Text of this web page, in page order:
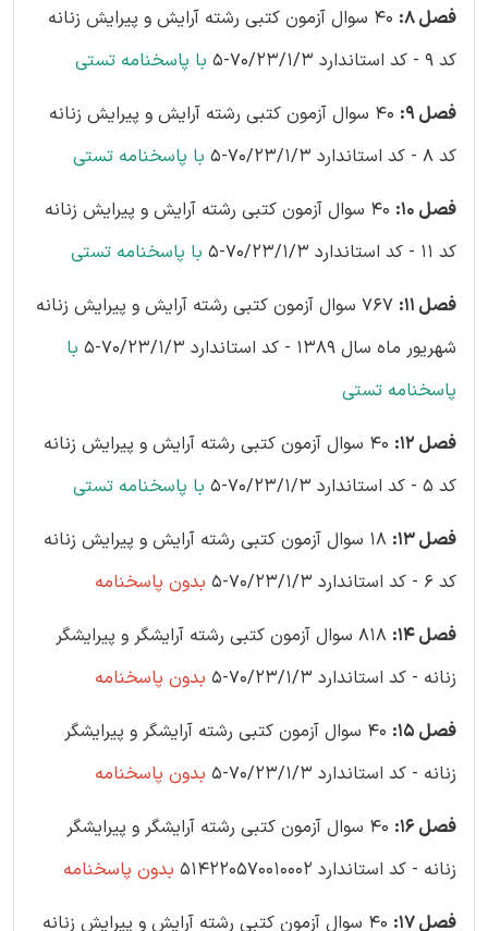
فصل 8:
40 سوال آزمون کتبی رشته آرایش و پیرایش زنانه
کد 9 - کد استاندارد 70/23/1/3-5
با پاسخنامه تستی
فصل 9:
40 سوال آزمون کتبی رشته آرایش و پیرایش زنانه
کد 8 - کد استاندارد 70/23/1/3-5
با پاسخنامه تستی
فصل 10:
40 سوال آزمون کتبی رشته آرایش و پیرایش زنانه
کد 11 - کد استاندارد 70/23/1/3-5
با پاسخنامه تستی
فصل 11:
767 سوال آزمون کتبی رشته آرایش و پیرایش زنانه
شهریور ماه سال 1389 - کد استاندارد 70/23/1/3-5
با
پاسخنامه تستی
فصل 12:
40 سوال آزمون کتبی رشته آرایش و پیرایش زنانه
کد 5 - کد استاندارد 70/23/1/3-5
با پاسخنامه تستی
فصل 13:
18 سوال آزمون کتبی رشته آرایش و پیرایش زنانه
کد 6 - کد استاندارد 70/23/1/3-5
بدون پاسخنامه
فصل 14:
818 سوال آزمون کتبی رشته آرایشگر و پیرایشگر
زنانه - کد استاندارد 70/23/1/3-5
بدون پاسخنامه
فصل 15:
40 سوال آزمون کتبی رشته آرایشگر و پیرایشگر
زنانه - کد استاندارد 70/23/1/3-5
بدون پاسخنامه
فصل 16:
40 سوال آزمون کتبی رشته آرایشگر و پیرایشگر
زنانه - کد استاندارد 514220570010002
بدون پاسخنامه
فصل 17: 40 سوال آزمون کتبی رشته آرایش و پیرایش زنانه